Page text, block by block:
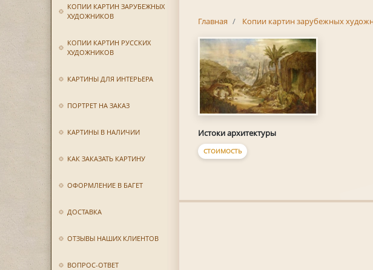
КОПИИ КАРТИН ЗАРУБЕЖНЫХ
ХУДОЖНИКОВ
КОПИИ КАРТИН РУССКИХ
ХУДОЖНИКОВ
КАРТИНЫ ДЛЯ ИНТЕРЬЕРА
ПОРТРЕТ НА ЗАКАЗ
КАРТИНЫ В НАЛИЧИИ
КАК ЗАКАЗАТЬ КАРТИНУ
ОФОРМЛЕНИЕ В БАГЕТ
ДОСТАВКА
ОТЗЫВЫ НАШИХ КЛИЕНТОВ
ВОПРОС-ОТВЕТ
Главная Копии картин зарубежных
Истоки архитектуры
СТОИМОСТЬ